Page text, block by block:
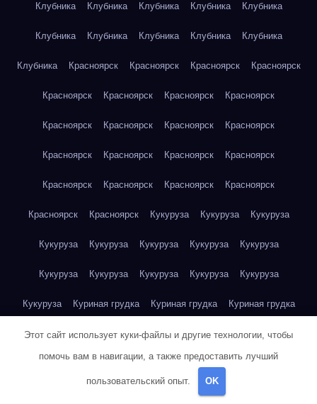
Клубника Клубника Клубника Клубника Клубника
Клубника Клубника Клубника Клубника Клубника
Клубника Красноярск Красноярск Красноярск Красноярск
Красноярск Красноярск Красноярск Красноярск
Красноярск Красноярск Красноярск Красноярск
Красноярск Красноярск Красноярск Красноярск
Красноярск Красноярск Красноярск Красноярск
Красноярск Красноярск Кукуруза Кукуруза Кукуруза
Кукуруза Кукуруза Кукуруза Кукуруза Кукуруза
Кукуруза Кукуруза Кукуруза Кукуруза Кукуруза
Кукуруза Куриная грудка Куриная грудка Куриная грудка
Куриная грудка Куриная грудка Куриная грудка
Куриная грудка Куриная грудка
Куриная грудка
Этот сайт использует куки-файлы и другие технологии, чтобы
помочь вам в навигации, а также предоставить лучший
пользовательский опыт. OK